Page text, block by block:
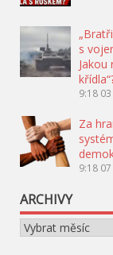
s
Jakou
9:18
Za
9:18
ARCHIVY
Archivy